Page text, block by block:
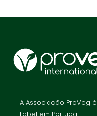
A Associação ProVeg
Label em Portugal